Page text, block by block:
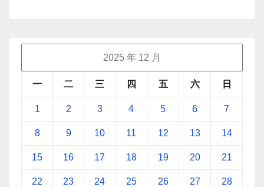
2025 年 12 月
一 二 三 四 五 六 日
1 2 3 4 5 6 7
8 9 10 11 12 13 14
15 16 17 18 19 20 21
22 23 24 25 26 27 28